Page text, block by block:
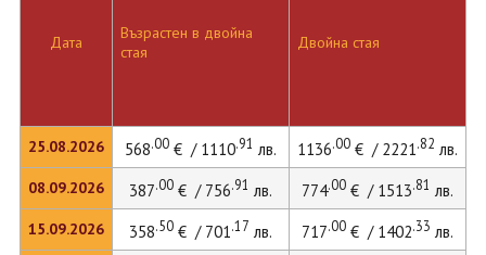
Дата
25.08.2026
08.09.2026
15.09.2026
Възрастен в двойна
стая
Двойна стая
568.00€ / 1110.91 лв. 1136.00€ / 2221.82 лв.
387.00€ / 756.91 лв. 774.00€ / 1513.81 лв.
358.50€ / 701.17 лв. 717.00€ / 1402.33 лв.